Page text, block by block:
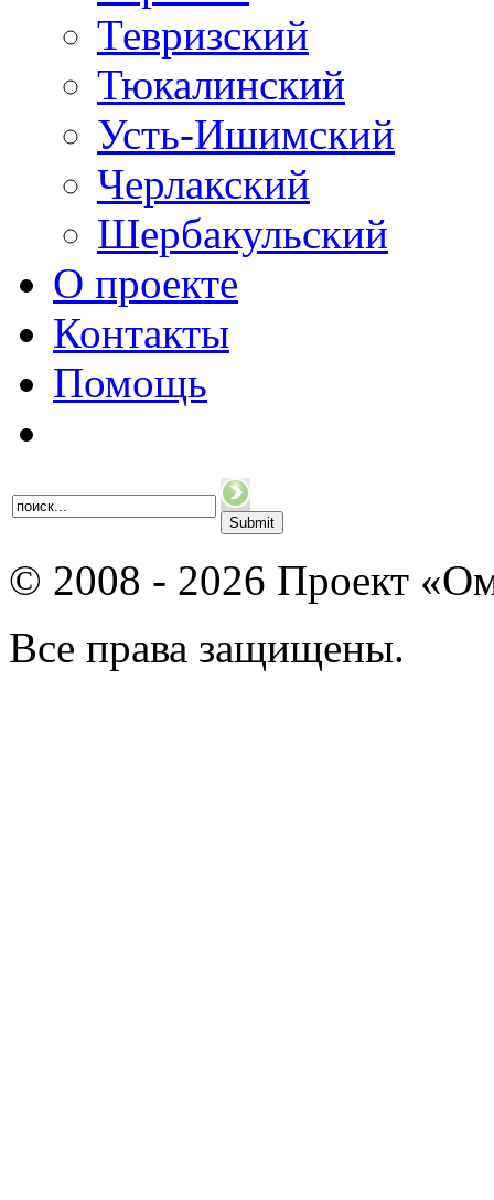
Тевризский
Тюкалинский
Усть-Ишимский
Черлакский
Шербакульский
О проекте
Контакты
Помощь
© 2008 - 2026 Проект
Все права защищены.